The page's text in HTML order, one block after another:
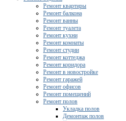
Ремонт квартиры
Ремонт балкона
Ремонт ванны
Ремонт туалета
Ремонт кухни
Ремонт комнаты
Ремонт студии
Ремонт коттеджа
Ремонт коридора
Ремонт в новостройке
Ремонт гаражей
Ремонт офисов
Ремонт помещений
Ремонт полов
Укладка полов
Демонтаж полов